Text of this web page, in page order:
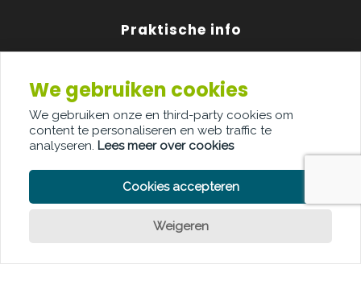
Praktische info
Over ons
Adverteren
Contact
We gebruiken cookies
We gebruiken onze en third-party cookies om
content te personaliseren en web traffic te
analyseren. Lees meer over cookies
Cookies accepteren
Weigeren